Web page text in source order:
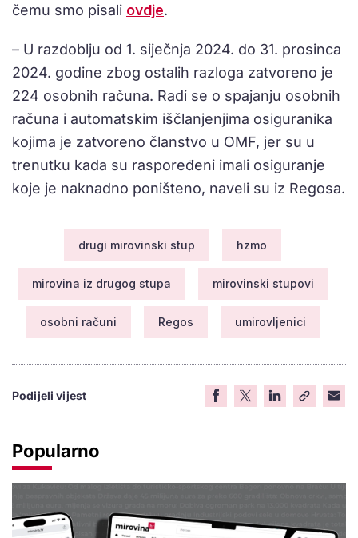
čemu smo pisali ovdje.
– U razdoblju od 1. siječnja 2024. do 31. prosinca
2024. godine zbog ostalih razloga zatvoreno je
224 osobnih računa. Radi se o spajanju osobnih
računa i automatskim iščlanjenjima osiguranika
kojima je zatvoreno članstvo u OMF, jer su u
trenutku kada su raspoređeni imali osiguranje
koje je naknadno poništeno, naveli su iz Regosa.
drugi mirovinski stup hzmo
mirovina iz drugog stupa mirovinski stupovi
osobni računi Regos umirovljenici
Podijeli vijest
Popularno